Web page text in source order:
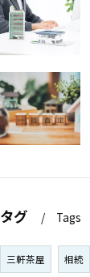
タグ Tags
三軒茶屋 相続